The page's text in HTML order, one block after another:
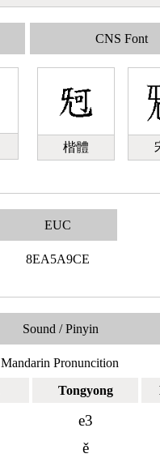
CNS Font
楷體
EUC
8EA5A9CE
Sound / Pinyin
Mandarin Pronuncition
Tongyong
e3
ě